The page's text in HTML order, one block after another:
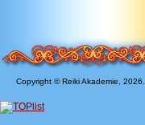
Copyright © Reiki Akademie, 2026.